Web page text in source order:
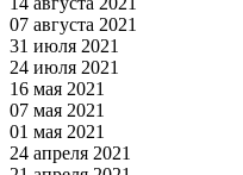
07 августа 2021
31 июля 2021
24 июля 2021
16 мая 2021
07 мая 2021
01 мая 2021
24 апреля 2021